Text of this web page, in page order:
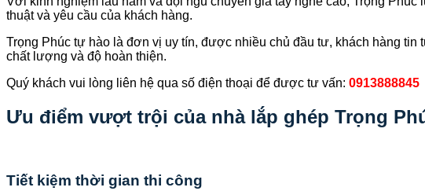
thuật và yêu cầu của khách hàng.
Trọng Phúc tự hào là đơn vị uy tín, được nhiều chủ đầu tư, khách hàng
chất lượng và độ hoàn thiện.
Quý khách vui lòng liên hệ qua số điện thoại để được tư vấn: 0913888845
Ưu điểm vượt trội của nhà lắp ghép Trọng
Tiết kiệm thời gian thi công